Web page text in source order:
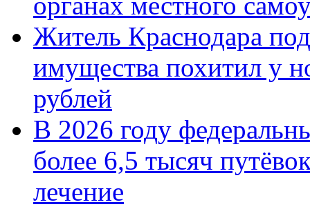
Житель Краснодара
имущества похитил у
рублей
В 2026 году
более 6,5 тысяч
лечение